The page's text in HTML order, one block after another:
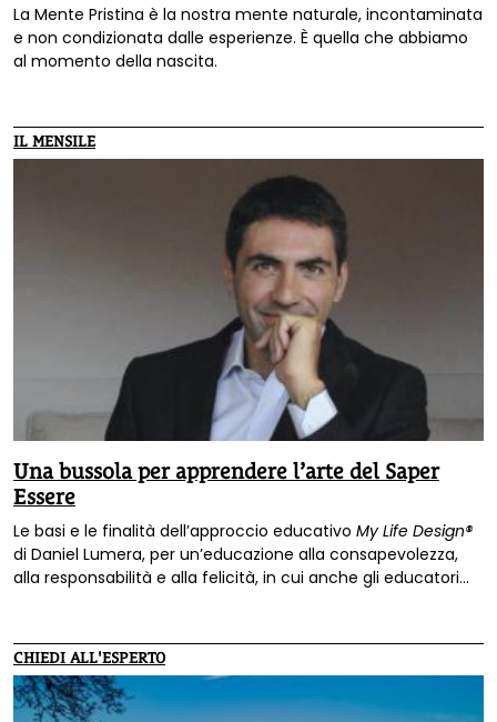
La Mente Pristina è la nostra mente naturale, incontaminata
e non condizionata dalle esperienze. È quella che abbiamo
al momento della nascita.
IL MENSILE
Una bussola per apprendere l’arte del Saper
Essere
Le basi e le finalità dell’approccio educativo My Life Design®
di Daniel Lumera, per un’educazione alla consapevolezza,
alla responsabilità e alla felicità, in cui anche gli educatori
CHIEDI ALL'ESPERTO